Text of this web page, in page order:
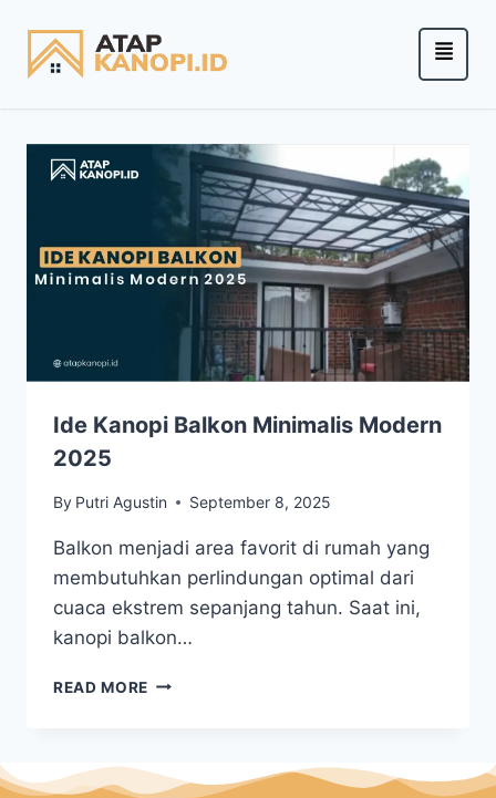
Ide Kanopi Balkon Minimalis Modern
2025
By Putri Agustin September 8, 2025
Balkon menjadi area favorit di rumah yang
membutuhkan perlindungan optimal dari
cuaca ekstrem sepanjang tahun. Saat ini,
kanopi balkon…
READ MORE